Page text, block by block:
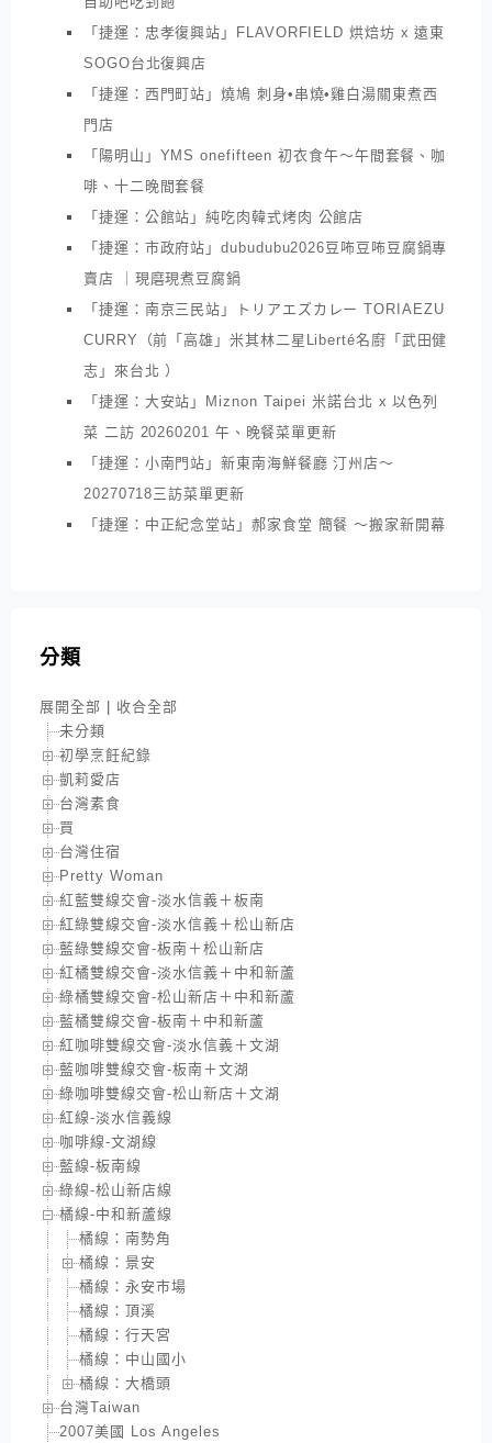
「捷運：忠孝復興站」FLAVORFIELD 烘焙坊 x 遠東
SOGO台北復興店
「捷運：西門町站」燒鳩 刺身•串燒•雞白湯關東煮西
門店
「陽明山」YMS onefifteen 初衣食午～午間套餐、咖
啡、十二晚間套餐
「捷運：公館站」純吃肉韓式烤肉 公館店
「捷運：市政府站」dubudubu2026豆咘豆咘豆腐鍋專
賣店 ｜現磨現煮豆腐鍋
「捷運：南京三民站」トリアエズカレー TORIAEZU
CURRY（前「高雄」米其林二星Liberté名廚「武田健
志」來台北 ）
「捷運：大安站」Miznon Taipei 米諾台北 x 以色列
菜 二訪 20260201 午、晚餐菜單更新
「捷運：小南門站」新東南海鮮餐廳 汀州店～
20270718三訪菜單更新
「捷運：中正紀念堂站」郝家食堂 簡餐 ～搬家新開幕
分類
展開全部
收合全部
未分類
初學烹飪紀錄
凱莉愛店
台灣素食
買
台灣住宿
Pretty Woman
紅藍雙線交會-淡水信義＋板南
紅綠雙線交會-淡水信義＋松山新店
藍綠雙線交會-板南＋松山新店
紅橘雙線交會-淡水信義＋中和新蘆
綠橘雙線交會-松山新店＋中和新蘆
藍橘雙線交會-板南＋中和新蘆
紅咖啡雙線交會-淡水信義＋文湖
藍咖啡雙線交會-板南＋文湖
綠咖啡雙線交會-松山新店＋文湖
紅線-淡水信義線
咖啡線-文湖線
藍線-板南線
綠線-松山新店線
橘線-中和新蘆線
橘線：南勢角
橘線：景安
橘線：永安市場
橘線：頂溪
橘線：行天宮
橘線：中山國小
橘線：大橋頭
台灣Taiwan
2007美國 Los Angeles